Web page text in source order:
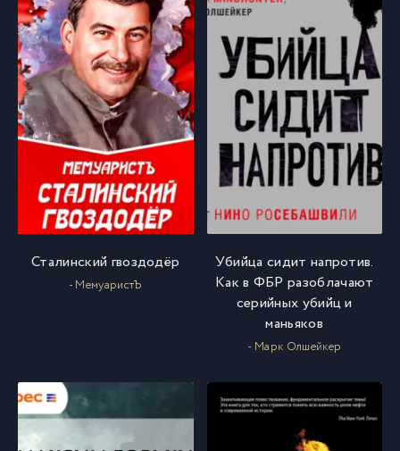
Сталинский гвоздодёр
- МемуаристЪ
Убийца сидит напротив.
Как в ФБР разоблачают
серийных убийц и
маньяков
- Марк Олшейкер